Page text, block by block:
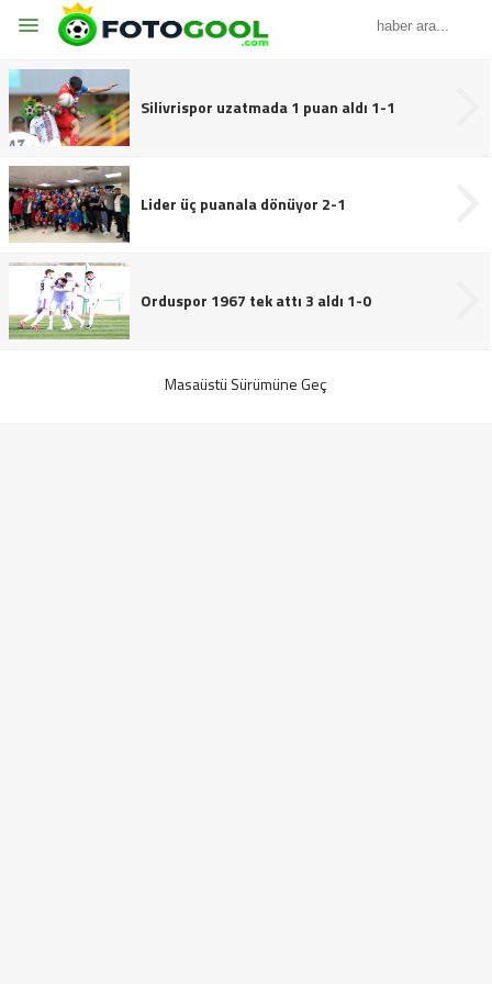
Silivrispor uzatmada 1 puan aldı 1-1
Lider üç puanala dönüyor 2-1
Orduspor 1967 tek attı 3 aldı 1-0
Masaüstü Sürümüne Geç